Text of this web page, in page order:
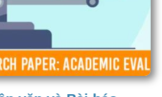
và Bài báo
thuật
văn và bài nghiên cứu là
niệm sai lầm.